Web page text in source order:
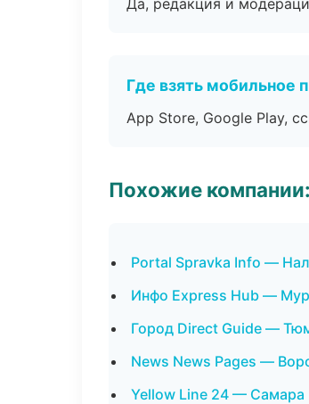
Да, редакция и
Где взять мобильное
App Store, Google Play,
Похожие
Portal Spravka Info —
Инфо Express Hub —
Город Direct Guide —
News News Pages —
Yellow Line 24 — Самара